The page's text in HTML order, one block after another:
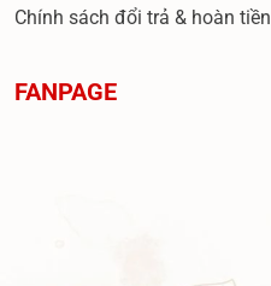
Chính sách đổi trả & hoàn tiền
FANPAGE